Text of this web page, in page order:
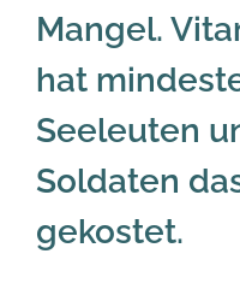
Mangel.
hat
Seeleuten
Soldaten
gekostet.